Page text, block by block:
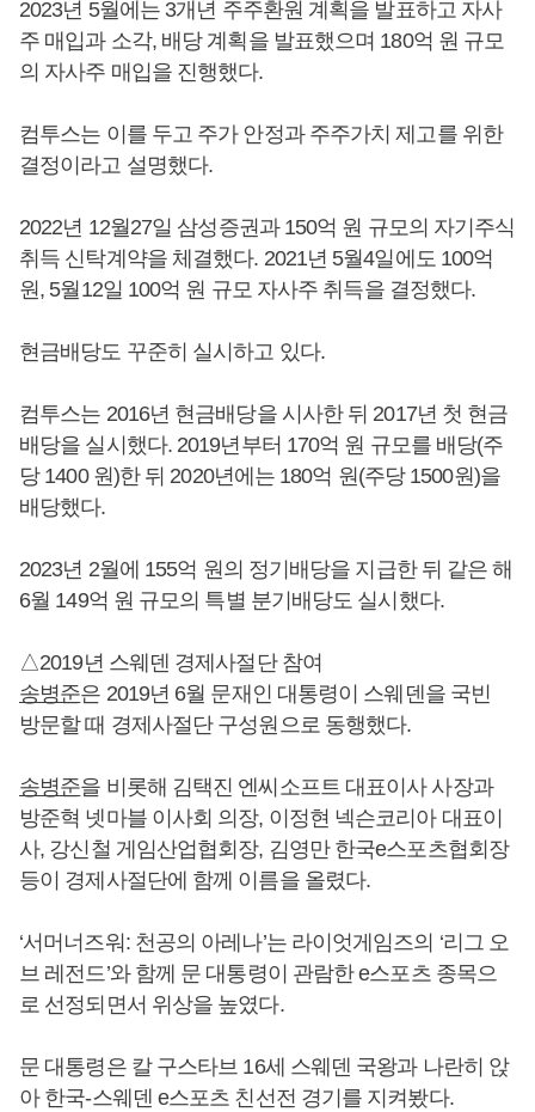
2023년 5월에는 3개년 주주환원 계획을 발표하고 자사
주 매입과 소각, 배당 계획을 발표했으며 180억 원 규모
의 자사주 매입을 진행했다.
컴투스는 이를 두고 주가 안정과 주주가치 제고를 위한
결정이라고 설명했다.
2022년 12월27일 삼성증권과 150억 원 규모의 자기주식
취득 신탁계약을 체결했다. 2021년 5월4일에도 100억
원, 5월12일 100억 원 규모 자사주 취득을 결정했다.
현금배당도 꾸준히 실시하고 있다.
컴투스는 2016년 현금배당을 시사한 뒤 2017년 첫 현금
배당을 실시했다. 2019년부터 170억 원 규모를 배당(주
당 1400 원)한 뒤 2020년에는 180억 원(주당 1500원)을
배당했다.
2023년 2월에 155억 원의 정기배당을 지급한 뒤 같은 해
6월 149억 원 규모의 특별 분기배당도 실시했다.
△2019년 스웨덴 경제사절단 참여
송병준은 2019년 6월 문재인 대통령이 스웨덴을 국빈
방문할 때 경제사절단 구성원으로 동행했다.
송병준을 비롯해 김택진 엔씨소프트 대표이사 사장과
방준혁 넷마블 이사회 의장, 이정현 넥슨코리아 대표이
사, 강신철 게임산업협회장, 김영만 한국e스포츠협회장
등이 경제사절단에 함께 이름을 올렸다.
‘서머너즈워: 천공의 아레나’는 라이엇게임즈의 ‘리그 오
브 레전드’와 함께 문 대통령이 관람한 e스포츠 종목으
로 선정되면서 위상을 높였다.
문 대통령은 칼 구스타브 16세 스웨덴 국왕과 나란히 앉
아 한국-스웨덴 e스포츠 친선전 경기를 지켜봤다.